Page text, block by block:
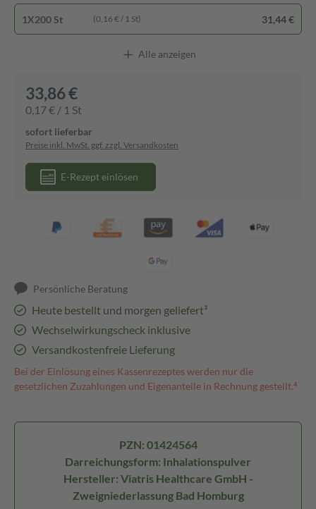
1X200 St (0,16 € / 1 St) 31,44 €
Alle anzeigen
33,86 €
0,17 € / 1 St
sofort lieferbar
Preise inkl. MwSt. ggf. zzgl. Versandkosten
E-Rezept einlösen
Persönliche Beratung
Heute bestellt und morgen geliefert³
Wechselwirkungscheck inklusive
Versandkostenfreie Lieferung
Bei der Einlösung eines Kassenrezeptes werden nur die
gesetzlichen Zuzahlungen und Eigenanteile in Rechnung gestellt.⁴
PZN: 01424564
Darreichungsform: Inhalationspulver
Hersteller: Viatris Healthcare GmbH -
Zweigniederlassung Bad Homburg